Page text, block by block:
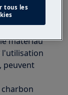
des
matériau
l'utilisation
peuvent
tous les